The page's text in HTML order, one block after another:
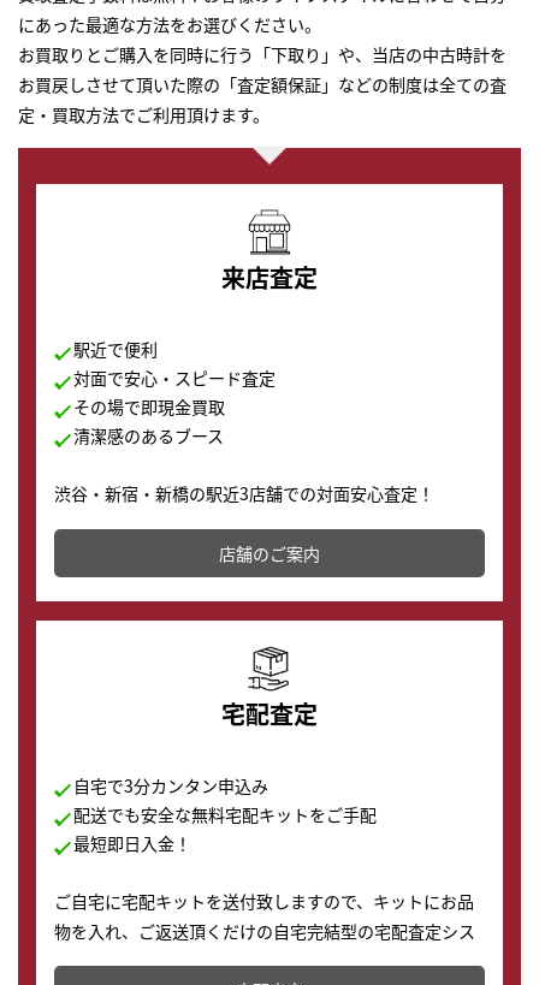
にあった最適な方法をお選びください。
お買取りとご購入を同時に行う「下取り」や、当店の中古時計を
お買戻しさせて頂いた際の「査定額保証」などの制度は全ての査
定・買取方法でご利用頂けます。
来店査定
駅近で便利
対面で安心・スピード査定
その場で即現金買取
清潔感のあるブース
渋谷・新宿・新橋の駅近3店舗での対面安心査定！
その場で現金買取致します。渋谷本店では、時計販売の
店舗を併設しており、下取りに出してお得に新しい時計
の購入もできます♪
店舗のご案内
宅配査定
自宅で3分カンタン申込み
配送でも安全な無料宅配キットをご手配
最短即日入金！
ご自宅に宅配キットを送付致しますので、キットにお品
物を入れ、ご返送頂くだけの自宅完結型の宅配査定シス
テムです。